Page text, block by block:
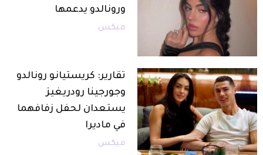
ورونالدو يدعمها
ميكس
تقارير: كريستيانو رونالدو
وجورجينا رودريغيز
يستعدان لحفل زفافهما
في ماديرا
ميكس